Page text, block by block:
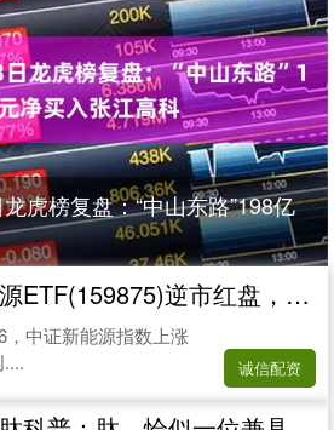
虎榜复盘：“中山东路”198亿
逆市红盘，成分股捷佳伟创20cm涨停
，中证新能源指数上涨
诚信配资